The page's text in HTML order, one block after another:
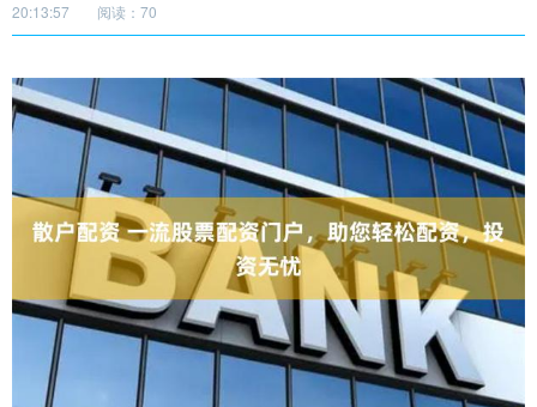
20:13:57
阅读：70